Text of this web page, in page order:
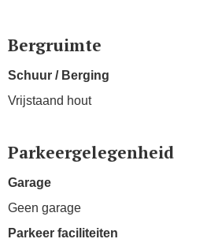
Bergruimte
Schuur / Berging
Vrijstaand hout
Parkeergelegenheid
Garage
Geen garage
Parkeer faciliteiten